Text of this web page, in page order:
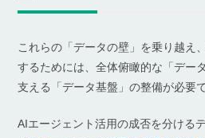
これらの「データの壁」を乗り越え
するためには、全体俯瞰的な「デー
支える「データ基盤」の整備が必要で
AIエージェント活用の成否を分ける